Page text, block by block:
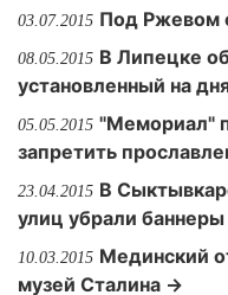
03.07.2015 Под Ржевом
08.05.2015 В Липецке
установленный на
05.05.2015 "Мемориал"
запретить
23.04.2015 В
улиц убрали
10.03.2015 Мединский
музей Сталина →